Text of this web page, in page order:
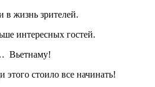
в жизнь зрителей.
интересных гостей.
Вьетнаму!
стоило все начинать!